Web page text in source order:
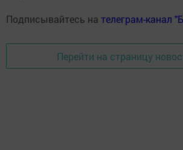
Подписывайтесь на телеграм-канал
Перейти на страницу